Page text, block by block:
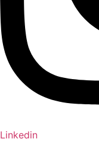
Linkedin